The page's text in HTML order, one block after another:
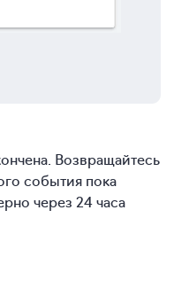
Возвращайтесь
события пока
через 24 часа